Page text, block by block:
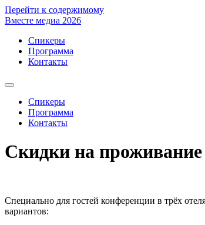
Перейти к содержимому
Вместе медиа 2026
Спикеры
Программа
Контакты
Спикеры
Программа
Контакты
Скидки на
Специально для гостей конференции в трёх
вариантов: